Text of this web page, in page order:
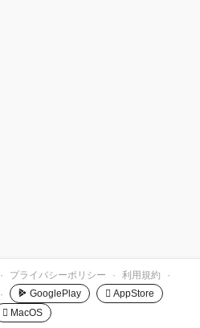
· プライバシーポリシー · 利用規約
·
· GooglePlay
 AppStore
 MacOS